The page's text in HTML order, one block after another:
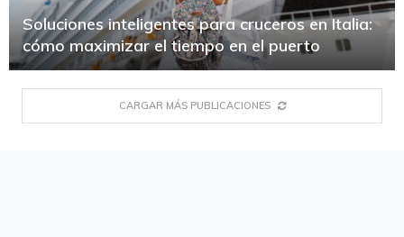
Soluciones inteligentes para cruceros en Italia:
cómo maximizar el tiempo en el puerto
CARGAR MÁS PUBLICACIONES